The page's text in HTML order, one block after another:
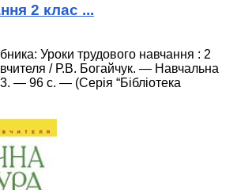
2 клас ...
Уроки трудового навчання : 2
вчителя / Р.В. Богайчук. — Навчальна
— 96 с. — (Серія “Бібліотека